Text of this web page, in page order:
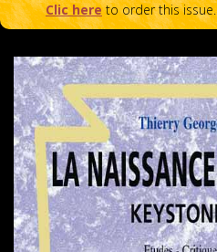
Clic hereto order this issue.